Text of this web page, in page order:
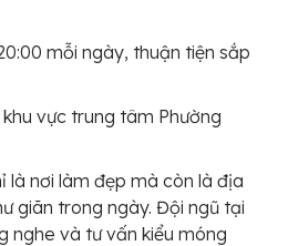
mỗi ngày, thuận tiện sắp
vực trung tâm Phường
là nơi làm đẹp mà còn là địa
giãn trong ngày. Đội ngũ tại
nghe và tư vấn kiểu móng